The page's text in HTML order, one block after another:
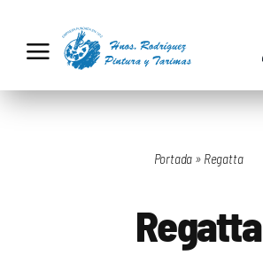
contenido
Portada » Regatta
Regatta